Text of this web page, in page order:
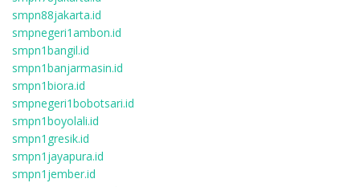
smpn88jakarta.id
smpnegeri1ambon.id
smpn1bangil.id
smpn1banjarmasin.id
smpn1biora.id
smpnegeri1bobotsari.id
smpn1boyolali.id
smpn1gresik.id
smpn1jayapura.id
smpn1jember.id